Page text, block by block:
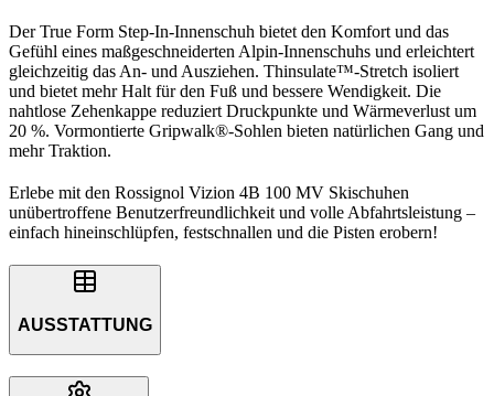
Der True Form Step-In-Innenschuh bietet den Komfort und das
Gefühl eines maßgeschneiderten Alpin-Innenschuhs und erleichtert
gleichzeitig das An- und Ausziehen. Thinsulate™-Stretch isoliert
und bietet mehr Halt für den Fuß und bessere Wendigkeit. Die
nahtlose Zehenkappe reduziert Druckpunkte und Wärmeverlust um
20 %. Vormontierte Gripwalk®-Sohlen bieten natürlichen Gang und
mehr Traktion.
Erlebe mit den Rossignol Vizion 4B 100 MV Skischuhen
unübertroffene Benutzerfreundlichkeit und volle Abfahrtsleistung –
einfach hineinschlüpfen, festschnallen und die Pisten erobern!
AUSSTATTUNG